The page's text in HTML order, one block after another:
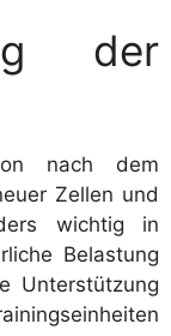
der
nach dem
Zellen und
wichtig in
Belastung
Unterstützung